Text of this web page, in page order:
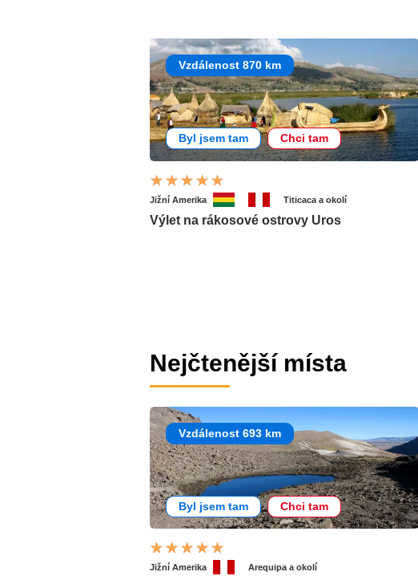
Vzdálenost 870 km
Byl jsem tam Chci tam
Jižní Amerika Titicaca a okolí
Výlet na rákosové ostrovy Uros
Nejčtenější místa
Vzdálenost 693 km
Byl jsem tam Chci tam
Jižní Amerika Arequipa a okolí